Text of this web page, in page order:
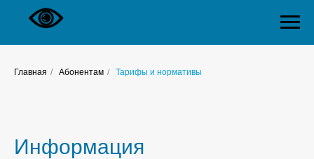
Главная / Абонентам / Тарифы и нормативы
Информация